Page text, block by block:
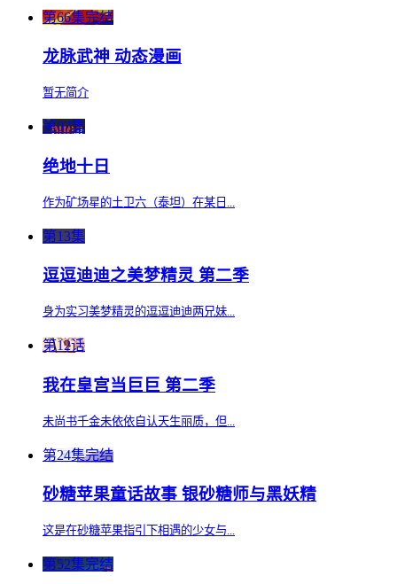
第66集完结
龙脉武神 动态漫画
暂无简介
第07集
绝地十日
作为矿场星的土卫六（泰坦）在某日...
第13集
逗逗迪迪之美梦精灵 第二季
身为实习美梦精灵的逗逗迪迪两兄妹...
第12话
我在皇宫当巨巨 第二季
未尚书千金未依依自认天生丽质，但...
第24集完结
砂糖苹果童话故事 银砂糖师与黑妖精
这是在砂糖苹果指引下相遇的少女与...
第52集完结